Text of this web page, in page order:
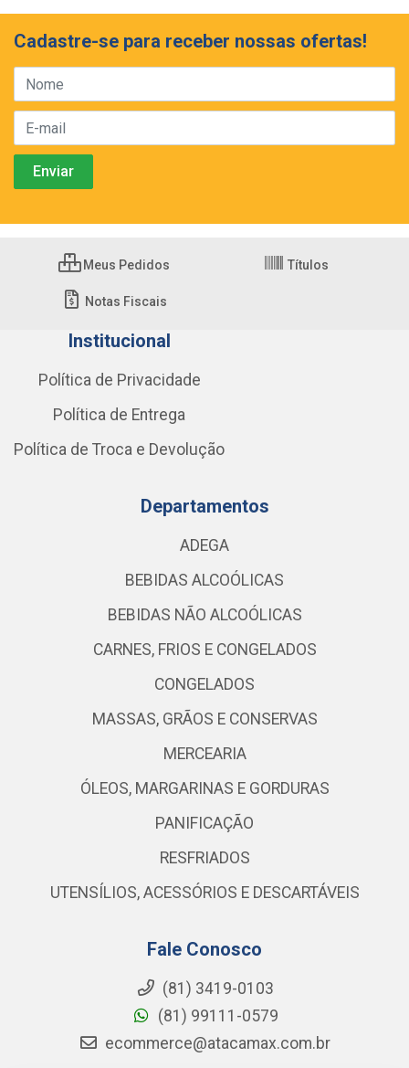
Cadastre-se para receber nossas ofertas!
Meus Pedidos Títulos
Notas Fiscais
Institucional
Política de Privacidade
Política de Entrega
Política de Troca e Devolução
Departamentos
ADEGA
BEBIDAS ALCOÓLICAS
BEBIDAS NÃO ALCOÓLICAS
CARNES, FRIOS E CONGELADOS
CONGELADOS
MASSAS, GRÃOS E CONSERVAS
MERCEARIA
ÓLEOS, MARGARINAS E GORDURAS
PANIFICAÇÃO
RESFRIADOS
UTENSÍLIOS, ACESSÓRIOS E DESCARTÁVEIS
Fale Conosco
(81) 3419-0103
(81) 99111-0579
ecommerce@atacamax.com.br